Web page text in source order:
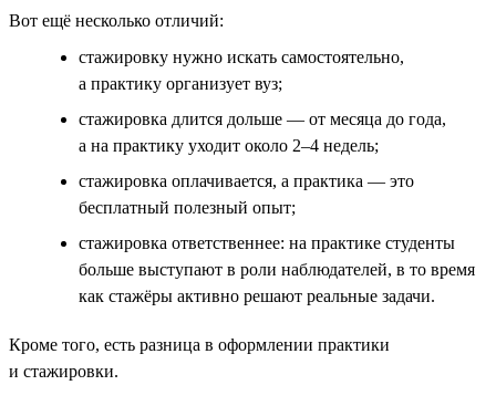
Вот ещё несколько отличий:
стажировку нужно искать самостоятельно,
а практику организует вуз;
стажировка длится дольше — от месяца до года,
а на практику уходит около 2–4 недель;
стажировка оплачивается, а практика — это
бесплатный полезный опыт;
стажировка ответственнее: на практике студенты
больше выступают в роли наблюдателей, в то время
как стажёры активно решают реальные задачи.
Кроме того, есть разница в оформлении практики
и стажировки.